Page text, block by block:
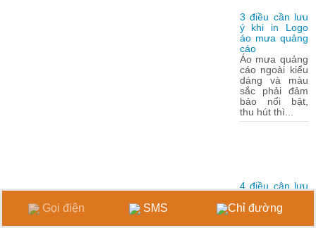
3 điều cần lưu
ý khi in Logo
áo mưa quảng
cáo
Áo mưa quảng
cáo ngoài kiểu
dáng và màu
sắc phải đảm
bảo nổi bật,
thu hút thì...
4 điều cân lưu
lên áo mưa
Việc in logo
Gọi điện SMS Chỉ đường